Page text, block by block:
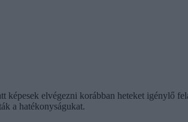
elvégezni korábban heteket igénylő
a hatékonyságukat.